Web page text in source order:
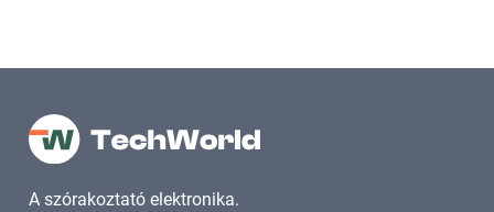
A szórakoztató elektronika.